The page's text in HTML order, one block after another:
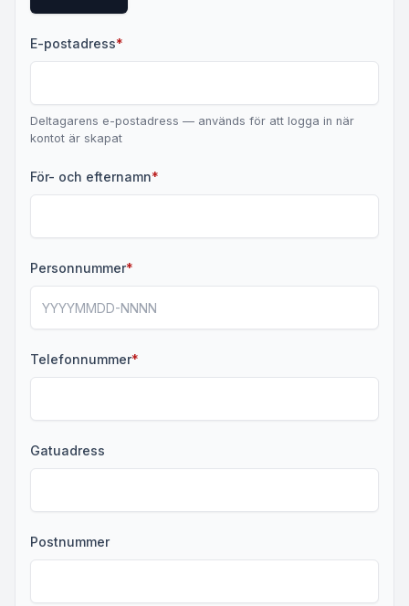
E-postadress*
Deltagarens e-postadress — används för att logga in när
kontot är skapat
För- och efternamn*
Personnummer*
Telefonnummer*
Gatuadress
Postnummer